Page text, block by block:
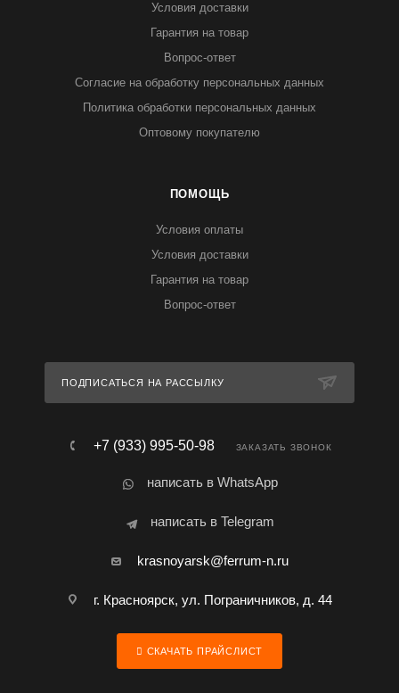
Условия доставки
Гарантия на товар
Вопрос-ответ
Согласие на обработку персональных данных
Политика обработки персональных данных
Оптовому покупателю
ПОМОЩЬ
Условия оплаты
Условия доставки
Гарантия на товар
Вопрос-ответ
ПОДПИСАТЬСЯ НА РАССЫЛКУ
+7 (933) 995-50-98 ЗАКАЗАТЬ ЗВОНОК
написать в WhatsApp
написать в Telegram
krasnoyarsk@ferrum-n.ru
г. Красноярск, ул. Пограничников, д. 44
СКАЧАТЬ ПРАЙСЛИСТ